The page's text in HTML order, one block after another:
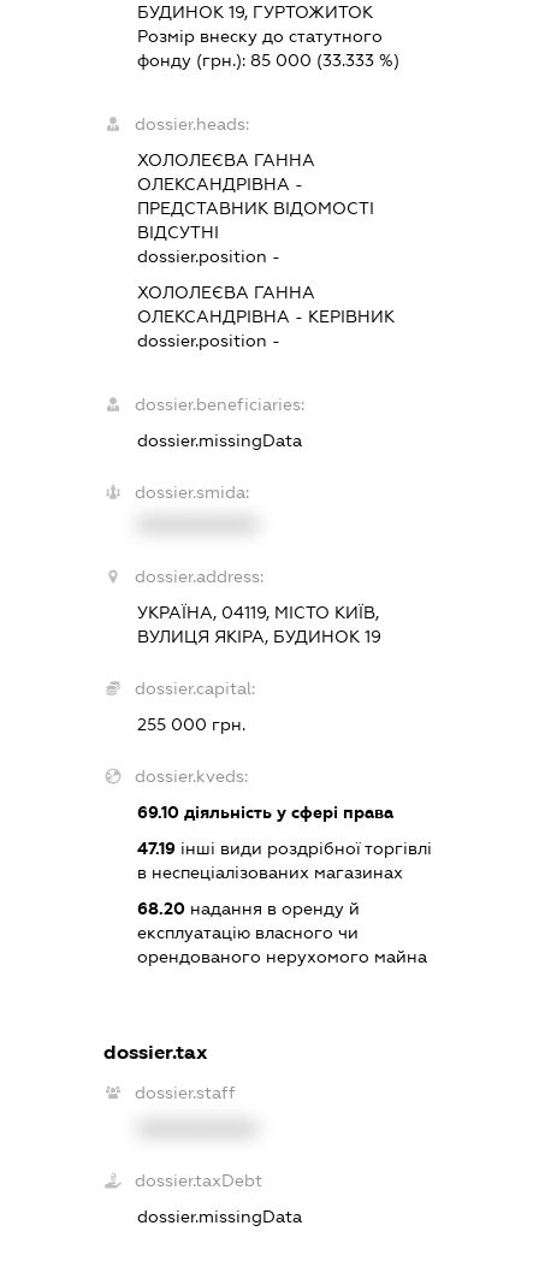
БУДИНОК 19, ГУРТОЖИТОК
Розмір внеску до статутного
фонду (грн.): 85 000 (33.333 %)
dossier.heads:
ХОЛОЛЕЄВА ГАННА
ОЛЕКСАНДРІВНА -
ПРЕДСТАВНИК ВІДОМОСТІ
ВІДСУТНІ
dossier.position -
ХОЛОЛЕЄВА ГАННА
ОЛЕКСАНДРІВНА - КЕРІВНИК
dossier.position -
dossier.beneficiaries:
dossier.missingData
dossier.smida:
dossier.address:
УКРАЇНА, 04119, МІСТО КИЇВ,
ВУЛИЦЯ ЯКІРА, БУДИНОК 19
dossier.capital:
255 000 грн.
dossier.kveds:
69.10діяльність у сфері права
47.19інші види роздрібної торгівлі
в неспеціалізованих магазинах
68.20надання в оренду й
експлуатацію власного чи
орендованого нерухомого майна
dossier.tax
dossier.staff
dossier.taxDebt
dossier.missingData